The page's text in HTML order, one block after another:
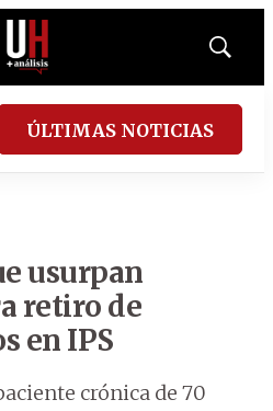
Mostrar
ÚLTIMAS NOTICIAS
usurpan
retiro de
en IPS
crónica de 70